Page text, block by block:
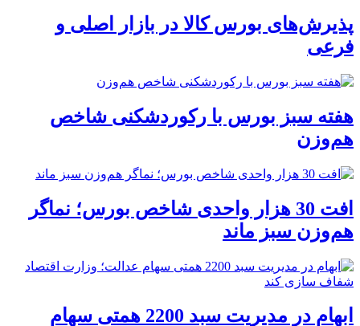
پذیرش‌های بورس کالا در بازار اصلی و
فرعی
هفته سبز بورس با رکوردشکنی شاخص
هم‌وزن
افت 30 هزار واحدی شاخص بورس؛ نماگر
هم‌وزن سبز ماند
ابهام در مدیریت سبد 2200 همتی سهام